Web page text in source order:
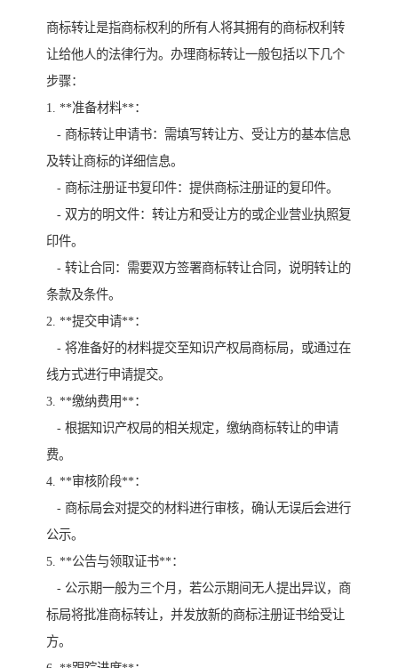
商标转让是指商标权利的所有人将其拥有的商标权利转
让给他人的法律行为。办理商标转让一般包括以下几个
步骤：
1. **准备材料**：
- 商标转让申请书：需填写转让方、受让方的基本信息
及转让商标的详细信息。
- 商标注册证书复印件：提供商标注册证的复印件。
- 双方的明文件：转让方和受让方的或企业营业执照复
印件。
- 转让合同：需要双方签署商标转让合同，说明转让的
条款及条件。
2. **提交申请**：
- 将准备好的材料提交至知识产权局商标局，或通过在
线方式进行申请提交。
3. **缴纳费用**：
- 根据知识产权局的相关规定，缴纳商标转让的申请
费。
4. **审核阶段**：
- 商标局会对提交的材料进行审核，确认无误后会进行
公示。
5. **公告与领取证书**：
- 公示期一般为三个月，若公示期间无人提出异议，商
标局将批准商标转让，并发放新的商标注册证书给受让
方。